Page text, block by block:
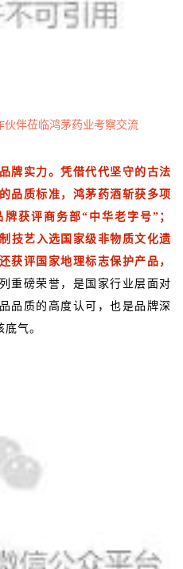
伴莅临鸿茅药业考察交流
牌实力。凭借代代坚守的古法
品质标准，鸿茅药酒斩获多项
获评商务部“中华老字号”；
技艺入选国家级非物质文化遗
获评国家地理标志保护产品，
重磅荣誉，是国家行业层面对
品质的高度认可，也是品牌深
气。